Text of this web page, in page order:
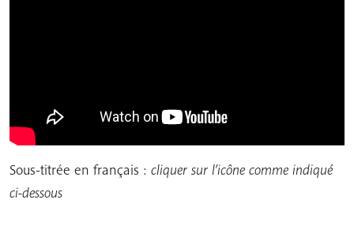
Sous-titrée en français : cliquer sur l’icône comme indiqué
ci-dessous